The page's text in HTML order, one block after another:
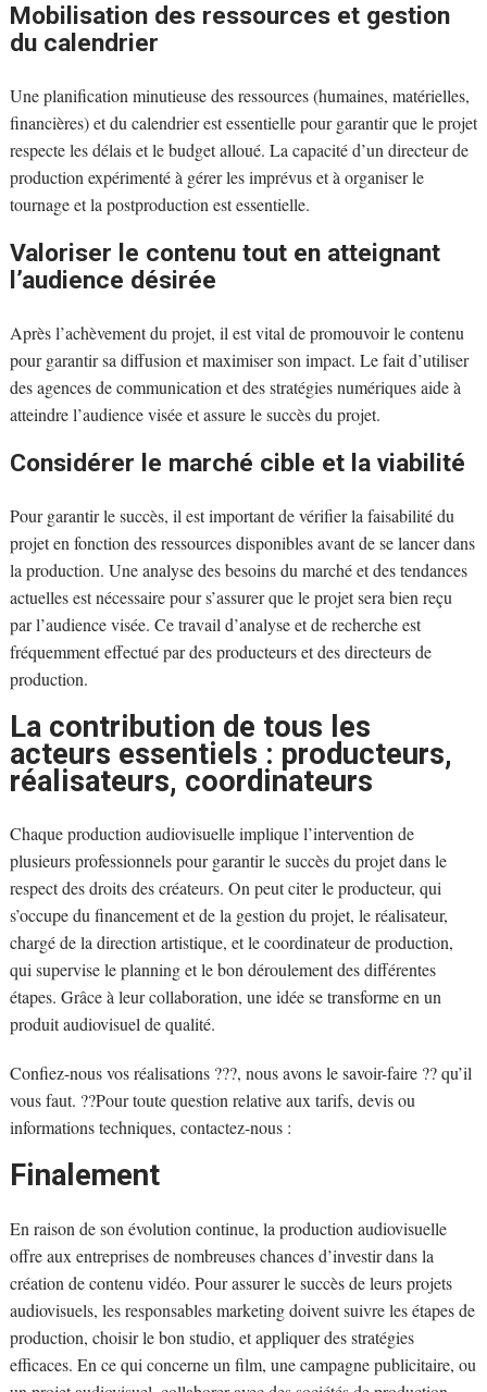
Mobilisation des ressources et gestion
du calendrier
Une planification minutieuse des ressources (humaines, matérielles,
financières) et du calendrier est essentielle pour garantir que le projet
respecte les délais et le budget alloué. La capacité d’un directeur de
production expérimenté à gérer les imprévus et à organiser le
tournage et la postproduction est essentielle.
Valoriser le contenu tout en atteignant
l’audience désirée
Après l’achèvement du projet, il est vital de promouvoir le contenu
pour garantir sa diffusion et maximiser son impact. Le fait d’utiliser
des agences de communication et des stratégies numériques aide à
atteindre l’audience visée et assure le succès du projet.
Considérer le marché cible et la viabilité
Pour garantir le succès, il est important de vérifier la faisabilité du
projet en fonction des ressources disponibles avant de se lancer dans
la production. Une analyse des besoins du marché et des tendances
actuelles est nécessaire pour s’assurer que le projet sera bien reçu
par l’audience visée. Ce travail d’analyse et de recherche est
fréquemment effectué par des producteurs et des directeurs de
production.
La contribution de tous les
acteurs essentiels : producteurs,
réalisateurs, coordinateurs
Chaque production audiovisuelle implique l’intervention de
plusieurs professionnels pour garantir le succès du projet dans le
respect des droits des créateurs. On peut citer le producteur, qui
s’occupe du financement et de la gestion du projet, le réalisateur,
chargé de la direction artistique, et le coordinateur de production,
qui supervise le planning et le bon déroulement des différentes
étapes. Grâce à leur collaboration, une idée se transforme en un
produit audiovisuel de qualité.
Confiez-nous vos réalisations ???, nous avons le savoir-faire ?? qu’il
vous faut. ??Pour toute question relative aux tarifs, devis ou
informations techniques, contactez-nous :
Finalement
En raison de son évolution continue, la production audiovisuelle
offre aux entreprises de nombreuses chances d’investir dans la
création de contenu vidéo. Pour assurer le succès de leurs projets
audiovisuels, les responsables marketing doivent suivre les étapes de
production, choisir le bon studio, et appliquer des stratégies
efficaces. En ce qui concerne un film, une campagne publicitaire, ou